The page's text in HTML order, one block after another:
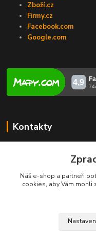
Zboží.cz
Firmy.cz
Facebook.com
Google.com
Kontakty
+420731448913
info@opravakotlu.cz
Náš e-shop a partneři
cookies, aby Vám mohli